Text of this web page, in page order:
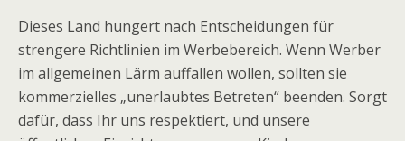
Dieses Land hungert nach Entscheidungen für
strengere Richtlinien im Werbebereich. Wenn Werber
im allgemeinen Lärm auffallen wollen, sollten sie
kommerzielles „unerlaubtes Betreten“ beenden. Sorgt
dafür, dass Ihr uns respektiert, und unsere